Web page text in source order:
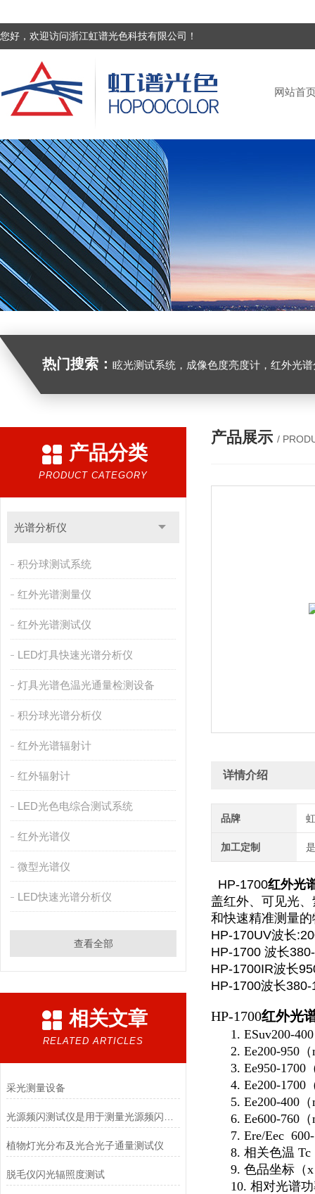
您好，欢迎访问浙江虹谱光色科技有限公司！
网站首
热门搜索： 眩光测试系统，成像色度亮度计，红外光谱分析仪，紫外光谱分析仪、医用光源光谱分析仪，光谱照度
产品分类
PRODUCT CATEGORY
光谱分析仪
积分球测试系统
红外光谱测量仪
红外光谱测试仪
LED灯具快速光谱分析仪
灯具光谱色温光通量检测设备
积分球光谱分析仪
红外光谱辐射计
红外辐射计
LED光色电综合测试系统
红外光谱仪
微型光谱仪
LED快速光谱分析仪
查看全部
相关文章
RELATED ARTICLES
采光测量设备
植物灯光分布及光合光子通量测试仪
脱毛仪闪光辐照度测试
产品展示 /
详情介绍
品牌
加工定制
HP-1700红外光
盖红外、可见光
和快速精准测量
HP-170UV波长
HP-1700 波长
HP-1700IR波长
HP-1700波长
HP-1700红外光
1. ESuv200-
2. Ee200-950
3. Ee950-1700
4. Ee200-1700
5. Ee200-400
6. Ee600-760
7. Ere/Eec
8. 相关色温
9. 色品坐标（x
10. 相对光谱